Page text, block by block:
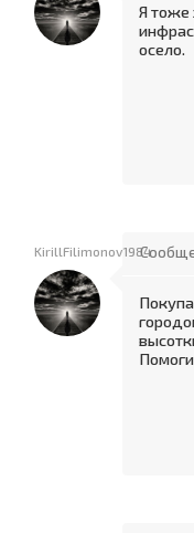
Я тоже
осело.
KirillFilimonov1984